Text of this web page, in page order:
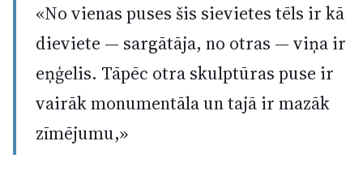
«No vienas puses šis sievietes tēls ir kā
dieviete — sargātāja, no otras — viņa ir
eņģelis. Tāpēc otra skulptūras puse ir
vairāk monumentāla un tajā ir mazāk
zīmējumu,»